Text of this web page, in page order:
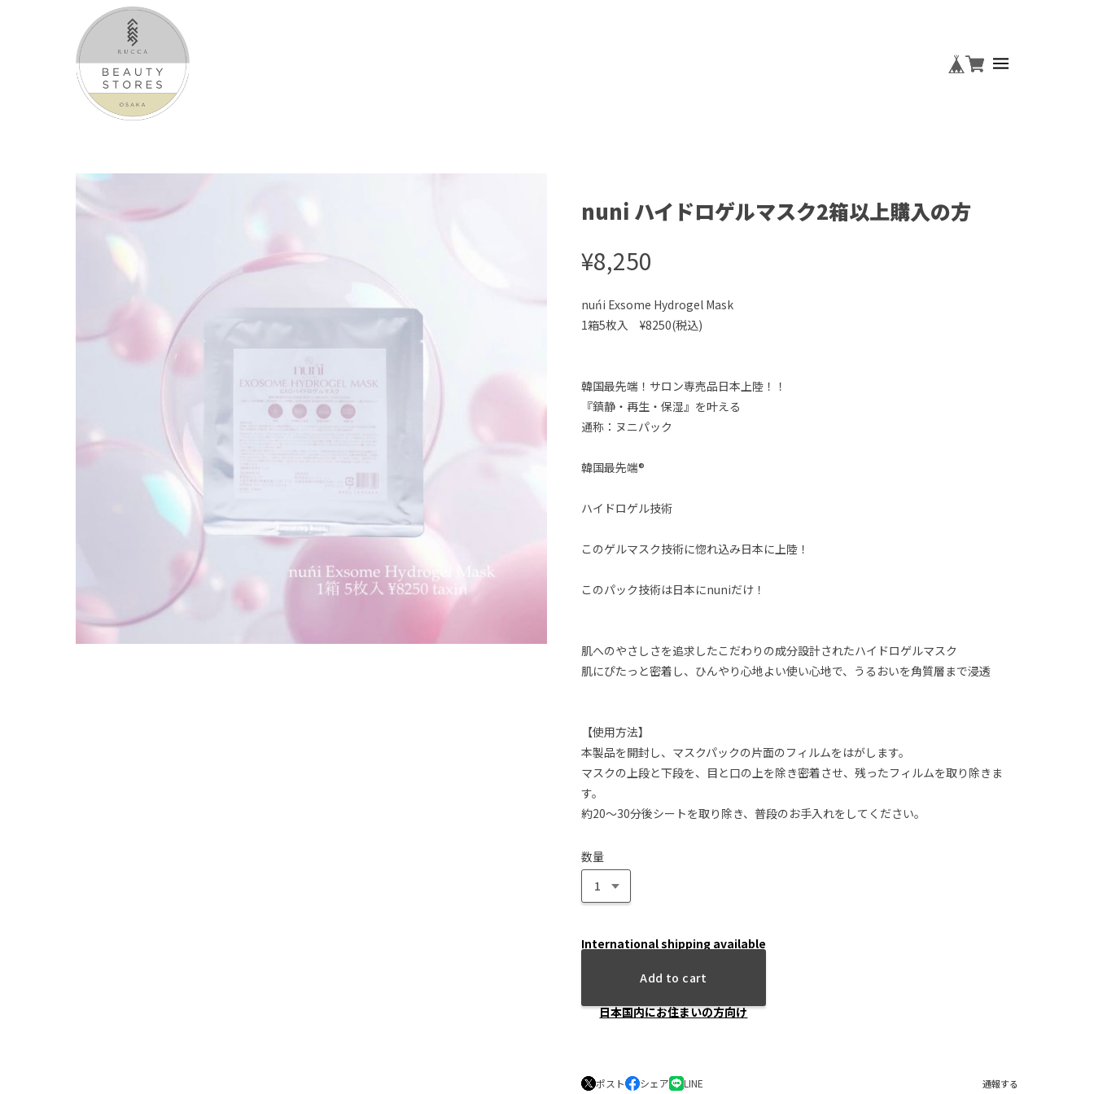
nuni ハイドロゲルマスク2箱以上購入の方
¥8,250
nuńi Exsome Hydrogel Mask
1箱5枚入 ¥8250(税込)
韓国最先端！サロン専売品日本上陸！！
『鎮静・再生・保湿』を叶える
通称：ヌニパック
韓国最先端®
ハイドロゲル技術
このゲルマスク技術に惚れ込み日本に上陸！
このパック技術は日本にnuniだけ！
肌へのやさしさを追求したこだわりの成分設計されたハイドロゲルマスク
肌にぴたっと密着し、ひんやり心地よい使い心地で、うるおいを角質層まで浸透
【使用方法】
本製品を開封し、マスクパックの片面のフィルムをはがします。
マスクの上段と下段を、目と口の上を除き密着させ、残ったフィルムを取り除きま
す。
約20～30分後シートを取り除き、普段のお手入れをしてください。
数量
International shipping available
Add to cart
日本国内にお住まいの方向け
ポスト シェア LINE 通報する